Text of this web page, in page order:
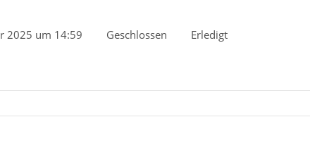
2025 um 14:59 Geschlossen Erledigt